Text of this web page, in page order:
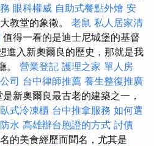
眼科權威 自助式餐點外燴 安
教堂的象徵。 老鼠 私人居家清
值得一看的是迪士尼城堡的基督
進入新奧爾良的歷史，那就是我
。 營業登記 護理之家 單人房
司 台中律師推薦 養生整復推廣
是新奧爾良最古老的建築之一，
臥式冷凍櫃 台中推拿服務 如何選
水 高雄辦台胞證的方式 討債
的美食經歷而聞名，尤其是